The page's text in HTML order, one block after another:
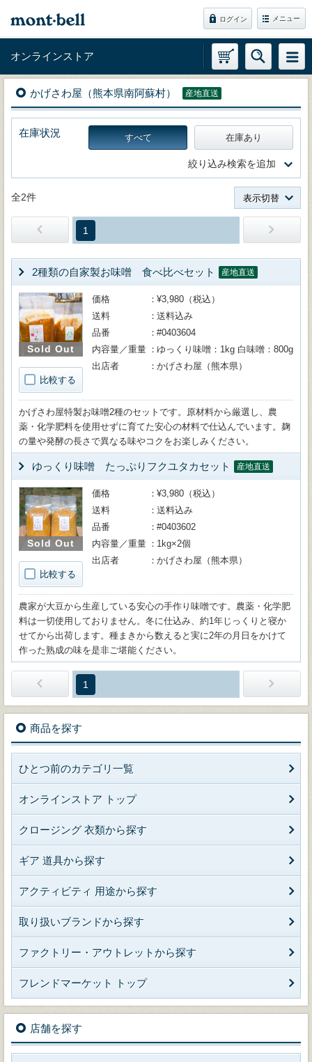
ログイン メニュー
オンラインストア
かげさわ屋（熊本県南阿蘇村） 産地直送
在庫状況 すべて 在庫あり
絞り込み検索を追加
全2件 表示切替
1
2種類の自家製お味噌 食べ比べセット 産地直送
Sold Out
比較する
価格
¥3,980（税込）
送料
送料込み
品番
#0403604
内容量／重量
ゆっくり味噌：1kg 白味噌：800g
出店者
かげさわ屋（熊本県）
かげさわ屋特製お味噌2種のセットです。原材料から厳選し、農
薬・化学肥料を使用せずに育てた安心の材料で仕込んでいます。麹
の量や発酵の長さで異なる味やコクをお楽しみください。
ゆっくり味噌 たっぷりフクユタカセット 産地直送
Sold Out
比較する
価格
¥3,980（税込）
送料
送料込み
品番
#0403602
内容量／重量
1kg×2個
出店者
かげさわ屋（熊本県）
農家が大豆から生産している安心の手作り味噌です。農薬・化学肥
料は一切使用しておりません。冬に仕込み、約1年じっくりと寝か
せてから出荷します。種まきから数えると実に2年の月日をかけて
作った熟成の味を是非ご堪能ください。
1
商品を探す
ひとつ前のカテゴリ一覧
オンラインストア トップ
クロージング 衣類から探す
ギア 道具から探す
アクティビティ 用途から探す
取り扱いブランドから探す
ファクトリー・アウトレットから探す
フレンドマーケット トップ
店舗を探す